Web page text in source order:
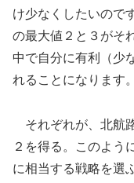
け少なくしたいので
の最大値２と３がそ
中で自分に有利（少
れることになります。
それぞれが、北航
２を得る。このよう
に相当する戦略を選